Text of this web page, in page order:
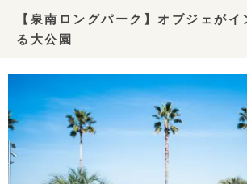
食べ物や店内がフォトジェニック！おしゃ
【ソウルラブ】”韓国っぽ”な内装と本格的な
【JTRRD】見た目よし、味よし！美しい
【焼売銭湯】銭湯で焼売が食べられる！？
女子会・誕生日会に最適！おすすめホテル
【W大阪】感性を刺激する、遊び心満載の
【泉南ロングパーク】オブジェがイ
る大公園